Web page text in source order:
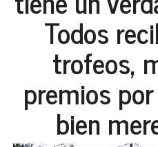
Todos
trofeos,
premios
bien